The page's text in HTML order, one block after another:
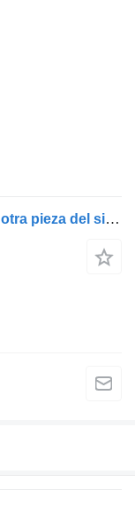
TUBO DE COMPRESOR 5010558100 otra pieza del sistema de combustible para Renault Premium cabeza tractora